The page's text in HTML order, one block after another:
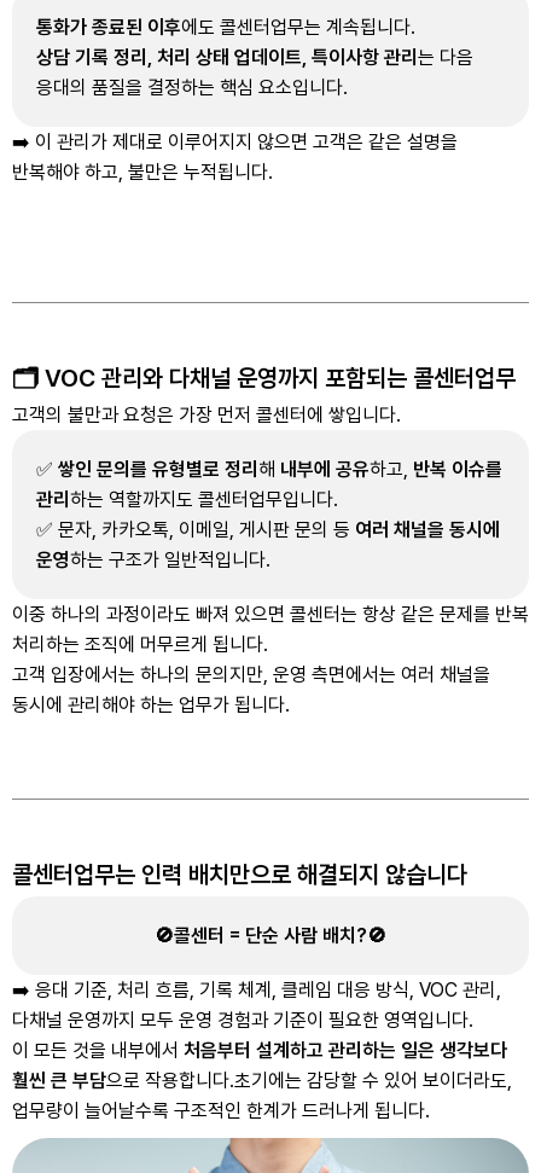
통화가 종료된 이후에도 콜센터업무는 계속됩니다.
상담 기록 정리, 처리 상태 업데이트, 특이사항 관리 는 다음
응대의 품질을 결정하는 핵심 요소입니다.
➡️ 이 관리가 제대로 이루어지지 않으면 고객은 같은 설명을
반복해야 하고, 불만은 누적됩니다.
🗂️ VOC 관리와 다채널 운영까지 포함되는 콜센터업무
고객의 불만과 요청은 가장 먼저 콜센터에 쌓입니다.
✅ 쌓인 문의를 유형별로 정리 해 내부에 공유하고, 반복 이슈를
관리 하는 역할까지도 콜센터업무입니다.
✅ 문자, 카카오톡, 이메일, 게시판 문의 등 여러 채널을 동시에
운영하는 구조가 일반적입니다.
이중 하나의 과정이라도 빠져 있으면 콜센터는 항상 같은 문제를 반복
처리하는 조직에 머무르게 됩니다.
고객 입장에서는 하나의 문의지만, 운영 측면에서는 여러 채널을
동시에 관리해야 하는 업무가 됩니다.
콜센터업무는 인력 배치만으로 해결되지 않습니다
🚫콜센터 = 단순 사람 배치?🚫
➡️ 응대 기준, 처리 흐름, 기록 체계, 클레임 대응 방식, VOC 관리,
다채널 운영까지 모두 운영 경험과 기준이 필요한 영역입니다.
이 모든 것을 내부에서 처음부터 설계하고 관리하는 일은 생각보다
훨씬 큰 부담으로 작용합니다.초기에는 감당할 수 있어 보이더라도,
업무량이 늘어날수록 구조적인 한계가 드러나게 됩니다.